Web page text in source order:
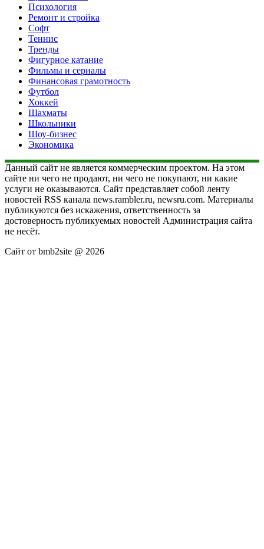
Психология
Ремонт и стройка
Софт
Теннис
Тренды
Фигурное катание
Фильмы и сериалы
Финансовая грамотность
Футбол
Хоккей
Шахматы
Школьники
Шоу-бизнес
Экономика
Данный сайт не является коммерческим проектом. На этом
сайте ни чего не продают, ни чего не покупают, ни какие
услуги не оказываются. Сайт представляет собой ленту
новостей RSS канала news.rambler.ru, newsru.com. Материалы
публикуются без искажения, ответственность за
достоверность публикуемых новостей Администрация сайта
не несёт.
Сайт от bmb2site @ 2026